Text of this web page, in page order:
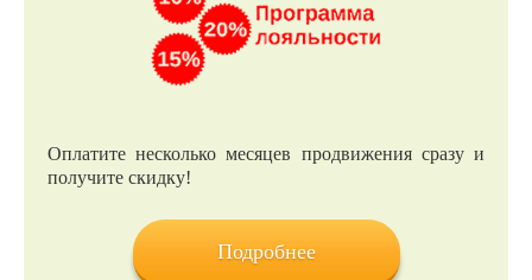
Оплатите несколько месяцев продвижения сразу и
получите скидку!
Подробнее